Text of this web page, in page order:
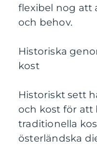
flexibel nog att
och behov.
Historiska
kost
Historiskt sett
och kost för att
traditionella
österländska